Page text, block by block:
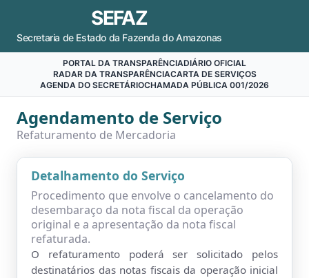
SEFAZ
Secretaria de Estado da Fazenda do Amazonas
PORTAL DA TRANSPARÊNCIADIÁRIO OFICIAL
RADAR DA TRANSPARÊNCIACARTA DE SERVIÇOS
AGENDA DO SECRETÁRIOCHAMADA PÚBLICA 001/2026
Agendamento de Serviço
Refaturamento de Mercadoria
Detalhamento do Serviço
Procedimento que envolve o cancelamento do
desembaraço da nota fiscal da operação
original e a apresentação da nota fiscal
refaturada.
O refaturamento poderá ser solicitado pelos
destinatários das notas fiscais da operação inicial